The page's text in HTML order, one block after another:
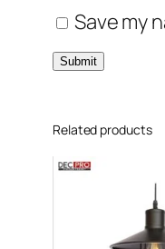
Save my
Related products